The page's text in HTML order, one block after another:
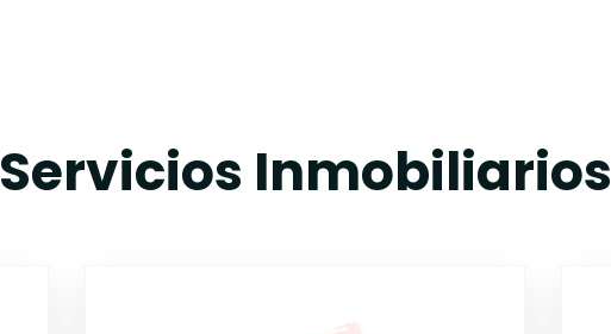
Servicios Inmobiliarios